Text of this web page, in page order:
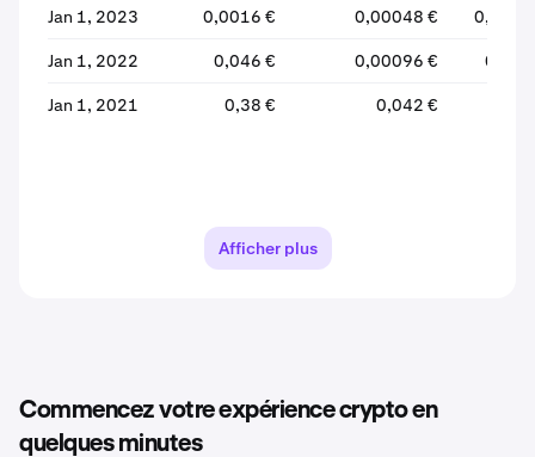
Jan 1, 2023 0,0016 € 0,00048 € 0,0011
Jan 1, 2022 0,046 € 0,00096 € 0,042
Jan 1, 2021 0,38 € 0,042 €
Afficher plus
Commencez votre expérience crypto en
quelques minutes